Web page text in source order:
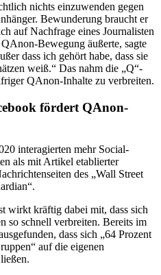
nichts einzuwenden gegen
Bewunderung braucht er
auf Nachfrage eines Journalisten
Bewegung äußerte, sagte
dass ich gehört habe, dass sie
weiß.“ Das nahm die „Q“-
QAnon-Inhalte zu verbreiten.
fördert QAnon-
interagierten mehr Social-
als mit Artikel etablierter
des „Wall Street
wirkt kräftig dabei mit, dass sich
so schnell verbreiten. Bereits im
dass sich „64 Prozent
auf die eigenen